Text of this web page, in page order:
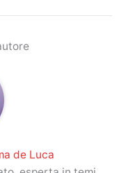
de Luca